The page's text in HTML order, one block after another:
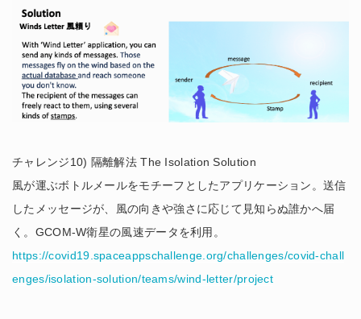
チャレンジ10) 隔離解法 The Isolation Solution
風が運ぶボトルメールをモチーフとしたアプリケーション。送信
したメッセージが、風の向きや強さに応じて見知らぬ誰かへ届
く。GCOM-W衛星の風速データを利用。
https://covid19.spaceappschallenge.org/challenges/covid-chall
enges/isolation-solution/teams/wind-letter/project